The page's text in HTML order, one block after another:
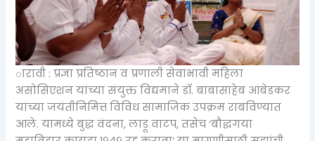
ारावी : प्रज्ञा प्रतिष्ठान व प्रणाली सेवाभावी महिला
असोसिएशन यांच्या संयुक्त विद्यमाने डॉ. बाबासाहेब आंबेडकर
यांच्या जयंतीनिमित्त विविध सामाजिक उपक्रम राबविण्यात
आले. यामध्ये बुद्ध वंदना, लाडू वाटप, तसेच ‘बौद्धगया